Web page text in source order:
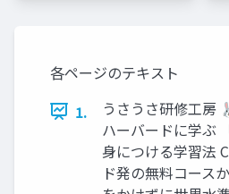
各ページのテキスト
1.
うさうさ研修工房
ハーバードに学ぶ
身につける学習法
ド発の無料コース